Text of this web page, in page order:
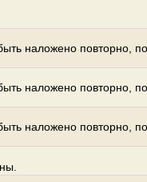
наложено повторно,
наложено повторно,
наложено повторно,